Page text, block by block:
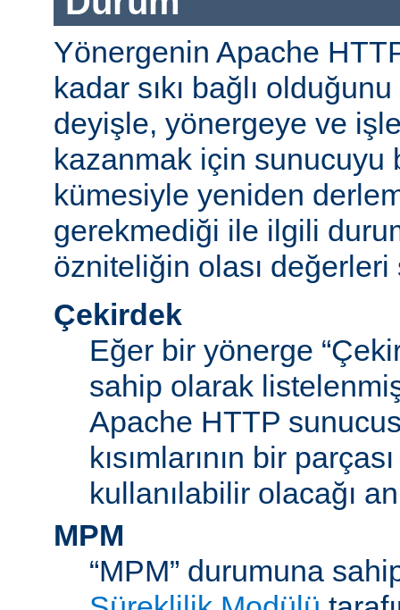
Yönergenin Apache
kadar sıkı bağlı
deyişle, yönergeye ve
kazanmak için sunucuyu
kümesiyle yeniden
gerekmediği ile ilgili
özniteliğin olası değerleri
Çekirdek
Eğer bir yönerge
sahip olarak
Apache HTTP
kısımlarının bir
kullanılabilir olacağı
MPM
“MPM” durumuna